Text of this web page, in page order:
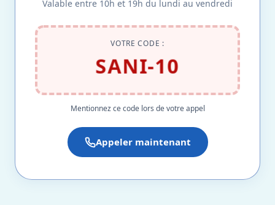
Valable entre 10h et 19h du lundi au vendredi
VOTRE CODE :
SANI-10
Mentionnez ce code lors de votre appel
Appeler maintenant